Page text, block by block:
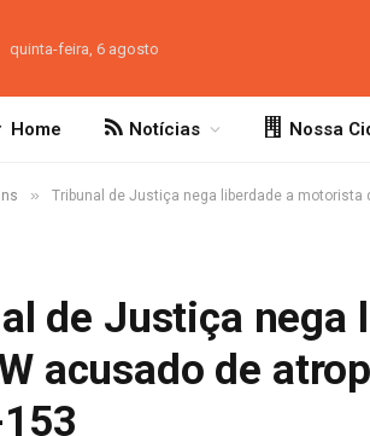
quinta-feira, 6 agosto
Home Notícias Nossa
» Tribunal de Justiça nega liberdade a motorista
de Justiça nega
acusado de